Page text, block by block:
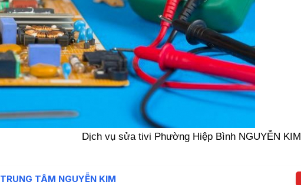
Dịch vụ sửa tivi Phường Hiệp Bình NGUYỄN KIM
TRUNG TÂM NGUYỄN KIM